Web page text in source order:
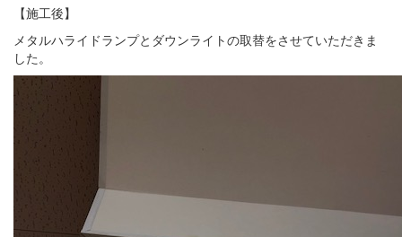
【施工後】
メタルハライドランプとダウンライトの取替をさせていただきま
した。